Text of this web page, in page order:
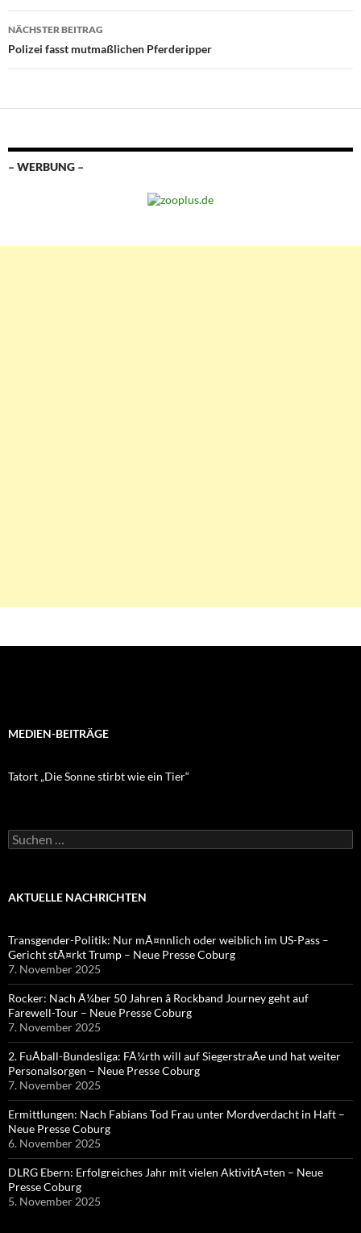
NÄCHSTER BEITRAG
Polizei fasst mutmaßlichen Pferderipper
– WERBUNG –
MEDIEN-BEITRÄGE
Tatort „Die Sonne stirbt wie ein Tier“
Suchen
nach:
AKTUELLE NACHRICHTEN
Transgender-Politik: Nur mÃ¤nnlich oder weiblich im US-Pass –
Gericht stÃ¤rkt Trump – Neue Presse Coburg
7. November 2025
Rocker: Nach Ã¼ber 50 Jahren â Rockband Journey geht auf
Farewell-Tour – Neue Presse Coburg
7. November 2025
2. FuÃball-Bundesliga: FÃ¼rth will auf SiegerstraÃe und hat weiter
Personalsorgen – Neue Presse Coburg
7. November 2025
Ermittlungen: Nach Fabians Tod Frau unter Mordverdacht in Haft –
Neue Presse Coburg
6. November 2025
DLRG Ebern: Erfolgreiches Jahr mit vielen AktivitÃ¤ten – Neue
Presse Coburg
5. November 2025